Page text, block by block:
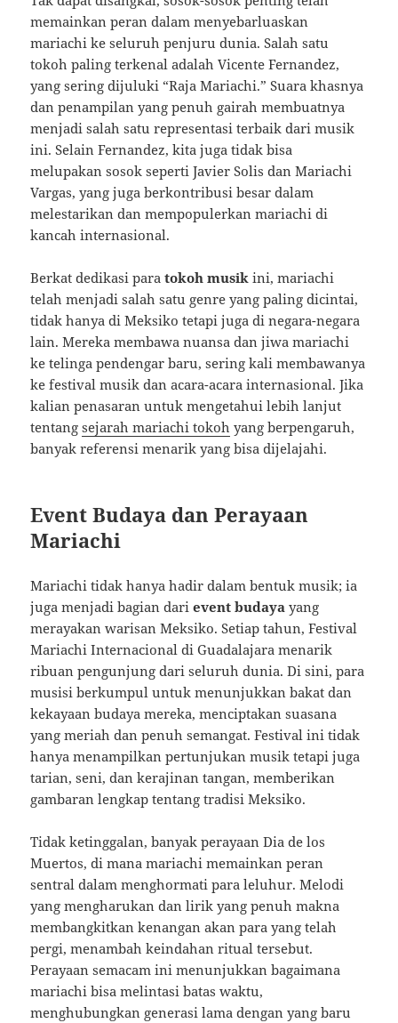
memainkan peran dalam menyebarluaskan
mariachi ke seluruh penjuru dunia. Salah satu
tokoh paling terkenal adalah Vicente Fernandez,
yang sering dijuluki “Raja Mariachi.” Suara khasnya
dan penampilan yang penuh gairah membuatnya
menjadi salah satu representasi terbaik dari musik
ini. Selain Fernandez, kita juga tidak bisa
melupakan sosok seperti Javier Solis dan Mariachi
Vargas, yang juga berkontribusi besar dalam
melestarikan dan mempopulerkan mariachi di
kancah internasional.
Berkat dedikasi paratokoh musik ini, mariachi
telah menjadi salah satu genre yang paling dicintai,
tidak hanya di Meksiko tetapi juga di negara-negara
lain. Mereka membawa nuansa dan jiwa mariachi
ke telinga pendengar baru, sering kali membawanya
ke festival musik dan acara-acara internasional. Jika
kalian penasaran untuk mengetahui lebih lanjut
tentangsejarah mariachi tokoh yang berpengaruh,
banyak referensi menarik yang bisa dijelajahi.
Event Budaya dan Perayaan
Mariachi
Mariachi tidak hanya hadir dalam bentuk musik; ia
juga menjadi bagian darievent budaya yang
merayakan warisan Meksiko. Setiap tahun, Festival
Mariachi Internacional di Guadalajara menarik
ribuan pengunjung dari seluruh dunia. Di sini, para
musisi berkumpul untuk menunjukkan bakat dan
kekayaan budaya mereka, menciptakan suasana
yang meriah dan penuh semangat. Festival ini tidak
hanya menampilkan pertunjukan musik tetapi juga
tarian, seni, dan kerajinan tangan, memberikan
gambaran lengkap tentang tradisi Meksiko.
Tidak ketinggalan, banyak perayaan Dia de los
Muertos, di mana mariachi memainkan peran
sentral dalam menghormati para leluhur. Melodi
yang mengharukan dan lirik yang penuh makna
membangkitkan kenangan akan para yang telah
pergi, menambah keindahan ritual tersebut.
Perayaan semacam ini menunjukkan bagaimana
mariachi bisa melintasi batas waktu,
menghubungkan generasi lama dengan yang baru